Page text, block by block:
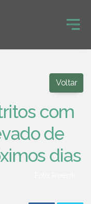
Voltar
com
de
dias